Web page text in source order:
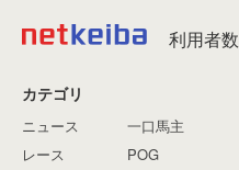
利用者数
カテゴリ
ニュース
レース
一口馬主
POG